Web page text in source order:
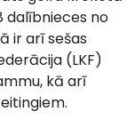
dalībnieces no
ir arī sešas
(LKF)
kā arī